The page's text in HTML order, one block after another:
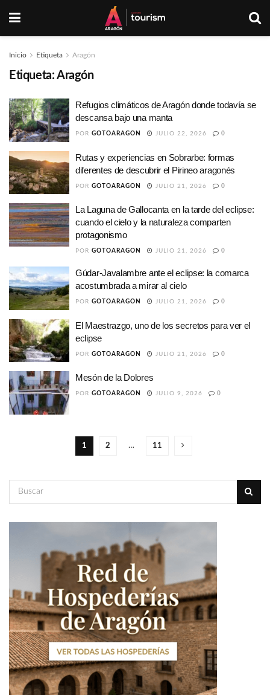
Inicio Etiqueta Aragón
Etiqueta: Aragón
Refugios climáticos de Aragón donde todavía se
descansa bajo una manta
POR GOTOARAGON JULIO 22, 2026 0
Rutas y experiencias en Sobrarbe: formas
diferentes de descubrir el Pirineo aragonés
POR GOTOARAGON JULIO 21, 2026 0
La Laguna de Gallocanta en la tarde del eclipse:
cuando el cielo y la naturaleza comparten
protagonismo
POR GOTOARAGON JULIO 21, 2026 0
Gúdar-Javalambre ante el eclipse: la comarca
acostumbrada a mirar al cielo
POR GOTOARAGON JULIO 21, 2026 0
El Maestrazgo, uno de los secretos para ver el
eclipse
POR GOTOARAGON JULIO 21, 2026 0
Mesón de la Dolores
POR GOTOARAGON JULIO 9, 2026 0
1 2 … 11